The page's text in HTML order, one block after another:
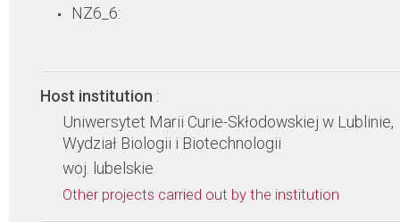
NZ6_6:
Host institution :
Uniwersytet Marii Curie-Skłodowskiej w Lublinie,
Wydział Biologii i Biotechnologii
woj. lubelskie
Other projects carried out by the institution